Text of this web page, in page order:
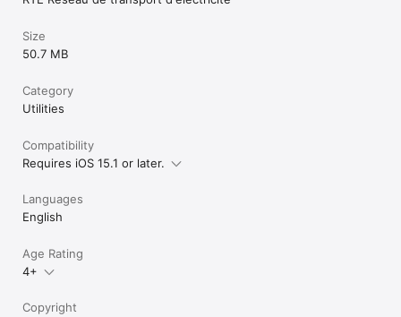
Size
50.7 MB
Category
Utilities
Compatibility
Requires iOS 15.1 or later.
Languages
English
Age Rating
4+
Copyright